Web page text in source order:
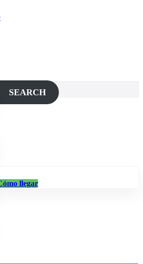
SEARCH
llegar